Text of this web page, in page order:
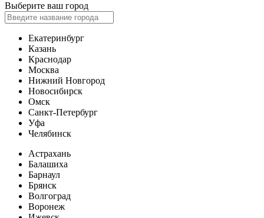
Выберите ваш город
Екатеринбург
Казань
Краснодар
Москва
Нижний Новгород
Новосибирск
Омск
Санкт-Петербург
Уфа
Челябинск
Астрахань
Балашиха
Барнаул
Брянск
Волгоград
Воронеж